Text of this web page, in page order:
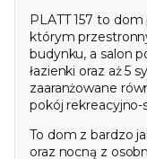
PLATT 157 to
którym
budynku, a salon
łazienki oraz aż 5
zaaranżowane
pokój rekreacyjno-
To dom z bardzo
oraz nocną z